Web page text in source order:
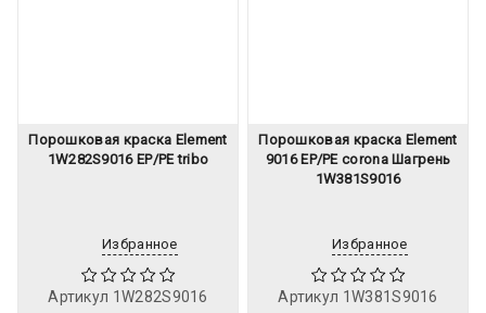
Порошковая краска Element
1W282S9016 EP/PE tribo
Избранное
Артикул 1W282S9016
Порошковая краска Element
9016 EP/PE corona Шагрень
1W381S9016
Избранное
Артикул 1W381S9016